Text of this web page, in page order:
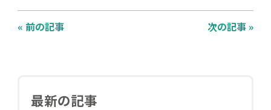
« 前の記事 次の記事 »
最新の記事